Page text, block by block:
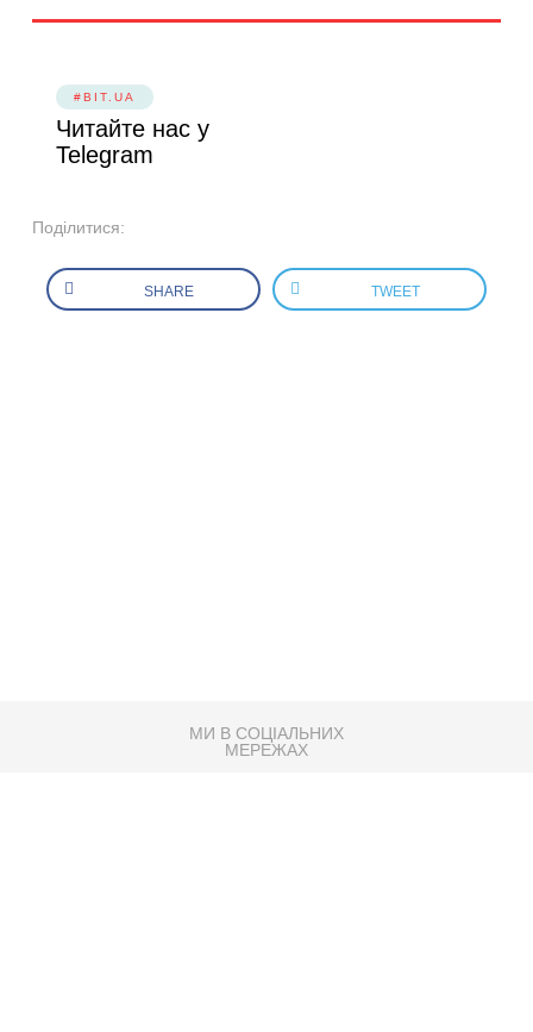
#BIT.UA
Читайте нас у
Telegram
Поділитися:
SHARE TWEET
МИ В СОЦІАЛЬНИХ
МЕРЕЖАХ